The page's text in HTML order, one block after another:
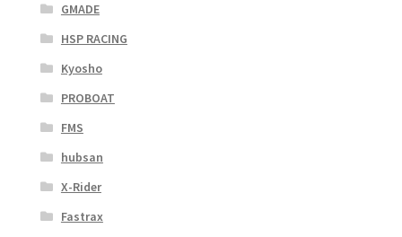
GMADE
HSP RACING
Kyosho
PROBOAT
FMS
hubsan
X-Rider
Fastrax